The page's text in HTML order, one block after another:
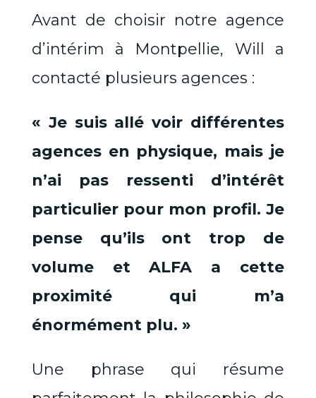
Avant de choisir notre agence
d’intérim à Montpellie, Will a
contacté plusieurs agences :
« Je suis allé voir différentes
agences en physique, mais je
n’ai pas ressenti d’intérêt
particulier pour mon profil. Je
pense qu’ils ont trop de
volume et ALFA a cette
proximité qui m’a
énormément plu. »
Une phrase qui résume